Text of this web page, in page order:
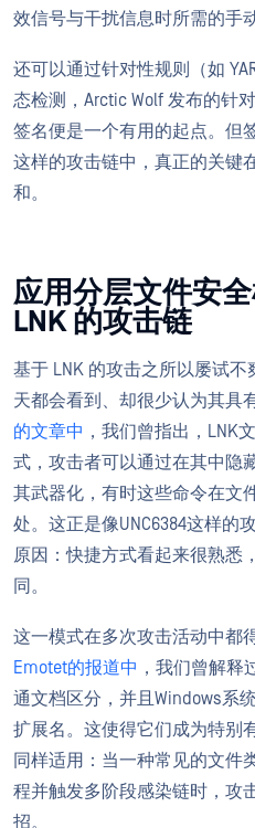
效信号与干扰信息时所需的手
还可以通过针对性规则（如
态检测，Arctic Wolf 发布的针对
签名便是一个有用的起点。但
这样的攻击链中，真正的关键
和。
应用分层文件安
LNK 的攻击链
基于 LNK 的攻击之所以屡试
天都会看到、却很少认为其具
的文章中 ，我们曾指出，LNK
式，攻击者可以通过在其中隐
其武器化，有时这些命令在文
处。这正是像UNC6384这样的
原因：快捷方式看起来很熟悉
同。
这一模式在多次攻击活动中都
Emotet的报道中 ，我们曾解释
通文档区分，并且Windows系
扩展名。这使得它们成为特别
同样适用：当一种常见的文件
程并触发多阶段感染链时，攻
招。